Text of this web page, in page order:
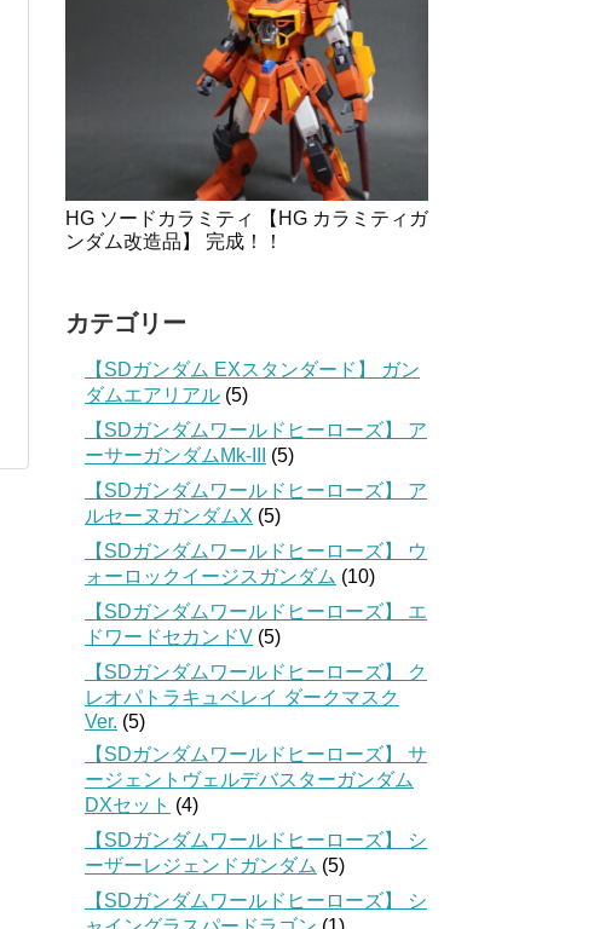
HG ソードカラミティ 【HG カラミティガ
ンダム改造品】 完成！！
カテゴリー
【SDガンダム EXスタンダード】 ガン
ダムエアリアル (5)
【SDガンダムワールドヒーローズ】 ア
ーサーガンダムMk-III
(5)
【SDガンダムワールドヒーローズ】 ア
ルセーヌガンダムX (5)
【SDガンダムワールドヒーローズ】 ウ
ォーロックイージスガンダム (10)
【SDガンダムワールドヒーローズ】 エ
ドワードセカンドV (5)
【SDガンダムワールドヒーローズ】 ク
レオパトラキュベレイ ダークマスク
Ver. (5)
【SDガンダムワールドヒーローズ】 サ
ージェントヴェルデバスターガンダム
DXセット (4)
【SDガンダムワールドヒーローズ】 シ
ーザーレジェンドガンダム (5)
【SDガンダムワールドヒーローズ】 シ